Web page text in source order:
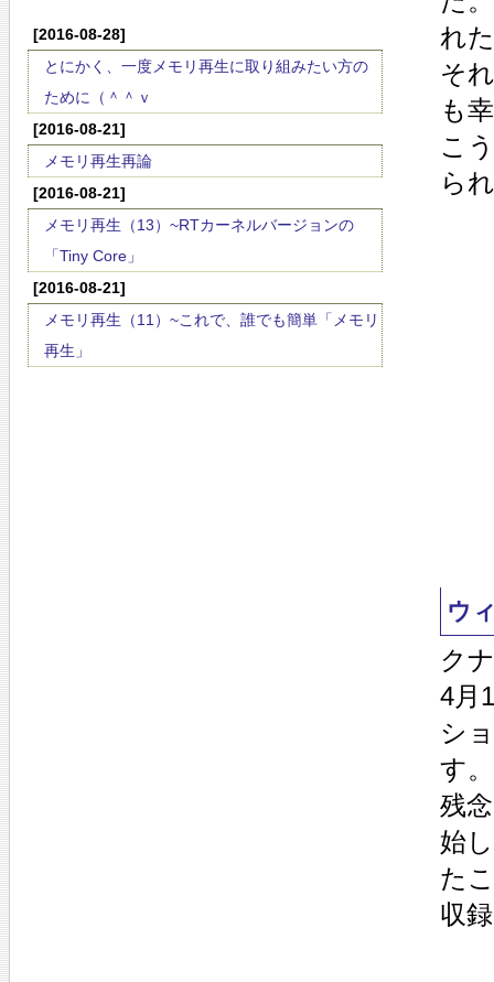
[2016-08-28]
とにかく、一度メモリ再生に取り組みたい方の
ために（＾＾ｖ
[2016-08-21]
メモリ再生再論
[2016-08-21]
メモリ再生（13）~RTカーネルバージョンの
「Tiny Core」
[2016-08-21]
メモリ再生（11）~これで、誰でも簡単「メモリ
再生」
れ
そ
も
こ
ら
ウ
ク
4月
シ
す。
残
始
た
収